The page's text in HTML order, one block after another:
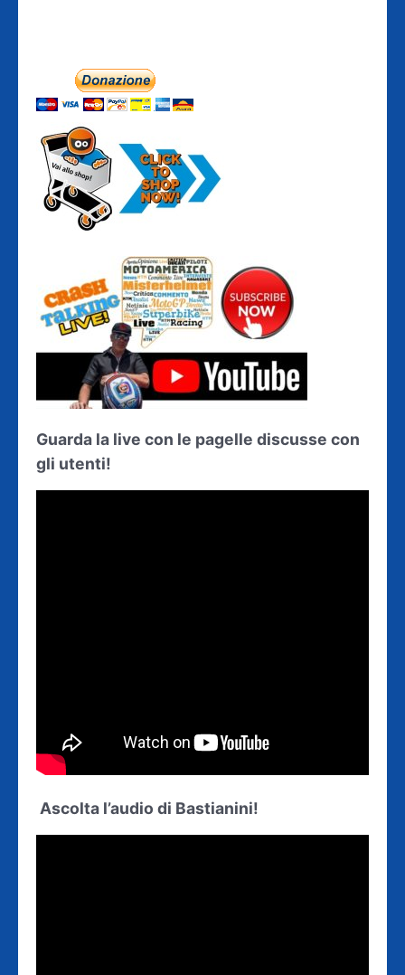
Guarda la live con le pagelle discusse con
gli utenti!
Ascolta l’audio di Bastianini!